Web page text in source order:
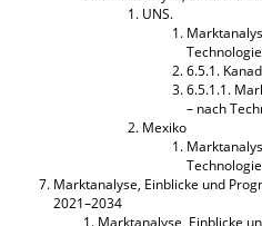
UNS.
Technologie
6.5.1.
6.5.1.1.
– nach
Mexiko
Technologie
Marktanalyse, Einblicke und
2021–2034
Marktanalyse, Einblicke